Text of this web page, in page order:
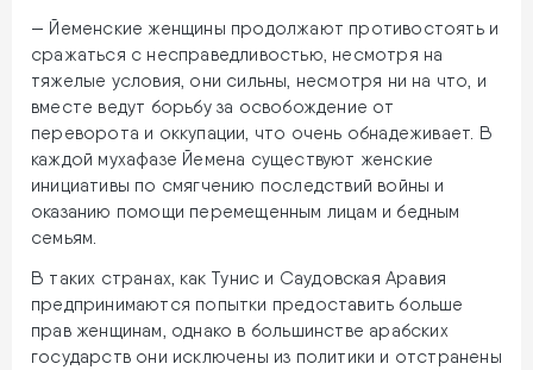
— Йеменские женщины продолжают противостоять и
сражаться с несправедливостью, несмотря на
тяжелые условия, они сильны, несмотря ни на что, и
вместе ведут борьбу за освобождение от
переворота и оккупации, что очень обнадеживает. В
каждой мухафазе Йемена существуют женские
инициативы по смягчению последствий войны и
оказанию помощи перемещенным лицам и бедным
семьям.
В таких странах, как Тунис и Саудовская Аравия
предпринимаются попытки предоставить больше
прав женщинам, однако в большинстве арабских
государств они исключены из политики и отстранены